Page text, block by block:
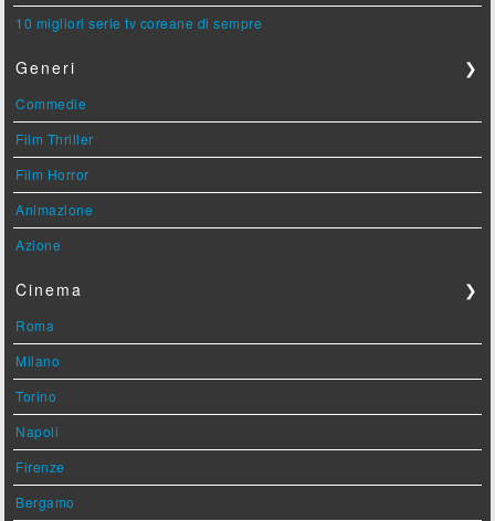
10 migliori serie tv coreane di sempre
Generi ❯
Commedie
Film Thriller
Film Horror
Animazione
Azione
Cinema ❯
Roma
Milano
Torino
Napoli
Firenze
Bergamo